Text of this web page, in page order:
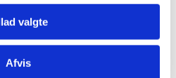
valgte
Afvis
bruttolønsordning går ud
på, at en medarbejder får
stillet et gode til rådighed,
betaler ved…